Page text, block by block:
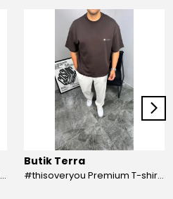
#thisoveryou Premium T-shirt Beyaz
Butik Terra
#thisoveryou Premium T-shirt Kahve